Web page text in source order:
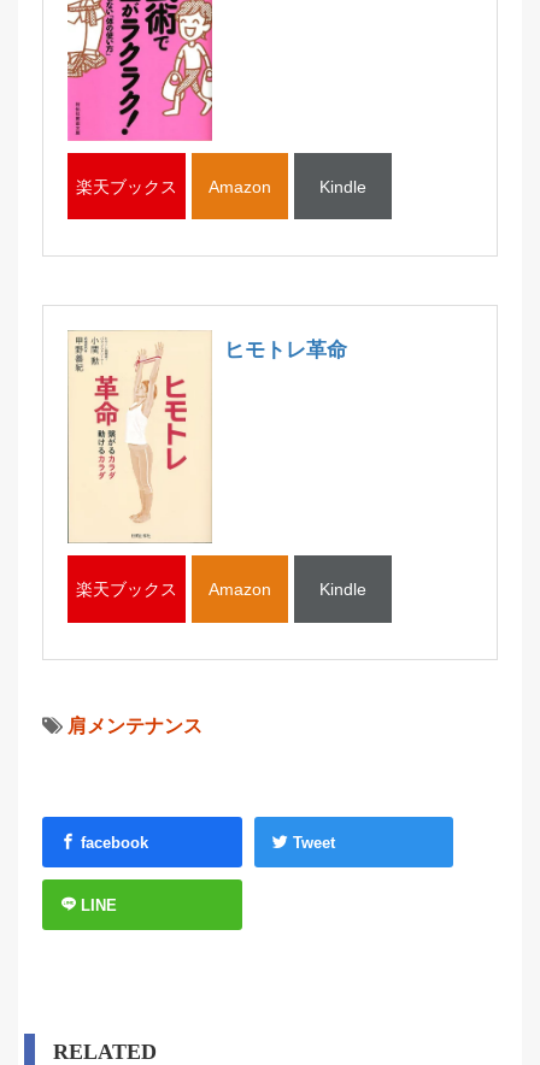
楽天ブックス Amazon Kindle
ヒモトレ革命
楽天ブックス Amazon Kindle
肩メンテナンス
facebook Tweet
LINE
RELATED